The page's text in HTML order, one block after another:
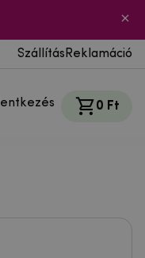
Szállítás Reklamáció
0 Ft